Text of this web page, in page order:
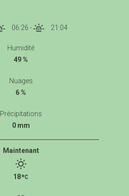
06:26 - 21:04
Humidité
49 %
Nuages
6 %
Précipitations
0 mm
Maintenant
18